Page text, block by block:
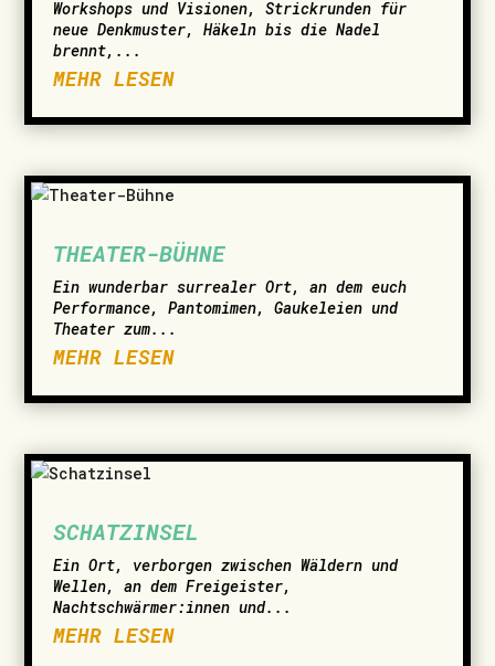
Workshops und Visionen, Strickrunden für
neue Denkmuster, Häkeln bis die Nadel
brennt,...
MEHR LESEN
THEATER-BÜHNE
Ein wunderbar surrealer Ort, an dem euch
Performance, Pantomimen, Gaukeleien und
Theater zum...
MEHR LESEN
SCHATZINSEL
Ein Ort, verborgen zwischen Wäldern und
Wellen, an dem Freigeister,
Nachtschwärmer:innen und...
MEHR LESEN